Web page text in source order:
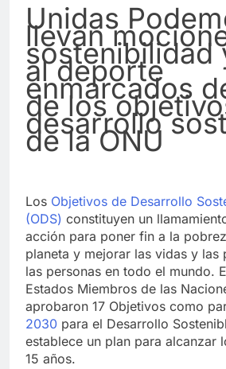
Unidas
llevan
sostenibilidad
al deporte
enmarcados
de los
desarrollo
de la ONU
Los Objetivos de Desarrollo
(ODS) constituyen un
acción para poner fin a la
planeta y mejorar las vidas y las
las personas en todo el mundo.
Estados Miembros de las
aprobaron 17 Objetivos como
2030 para el Desarrollo
establece un plan para alcanzar
15 años.